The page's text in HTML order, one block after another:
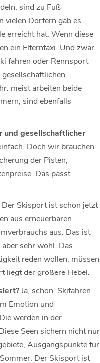
sind zu Fuß
vielen Dörfern gab es
erreicht hat. Wenn diese
ein Elterntaxi. Und zwar
fahren oder Rennsport
meist arbeiten beide
sind ebenfalls
und gesellschaftlicher
Doch wir brauchen
der Pisten,
Das passt
Der Skisport ist schon jetzt
aus erneuerbaren
aus. Das ist
sehr wohl. Das
reden wollen, müssen
liegt der größere Hebel.
Ja, schon. Skifahren
Emotion und
werden in der
Seen sichern nicht nur
Ausgangspunkte für
Der Skisport ist